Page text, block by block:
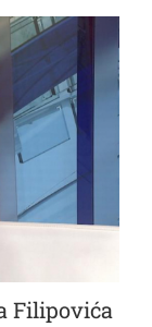
Filipovića